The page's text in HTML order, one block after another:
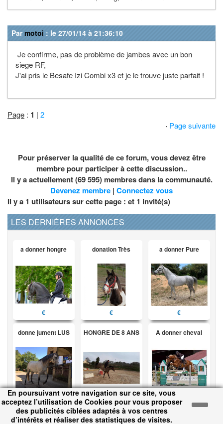
Parmotoi : le 27/01/14 à 21:36:10
Je confirme, pas de problème de jambes avec un bon
siege RF,
J'ai pris le Besafe Izi Combi x3 et je le trouve juste parfait !
Page : 1 | 2
· Page suivante
Pour préserver la qualité de ce forum, vous devez être
membre pour participer à cette discussion..
Il y a actuellement (69 595) membres dans la communauté.
Devenez membre | Connectez vous
Il y a 1 utilisateurs sur cette page : et 1 invité(s)
LES DERNIÈRES ANNONCES
a donner hongre
€
donation Très
€
a donner Pure
€
donne jument LUS
€
HONGRE DE 8 ANS
€
A donner cheval
En poursuivant votre navigation sur ce site, vous
acceptez l’utilisation de Cookies pour vous proposer
des publicités ciblées adaptés à vos centres
d’intérêts et réaliser des statistiques de visites.